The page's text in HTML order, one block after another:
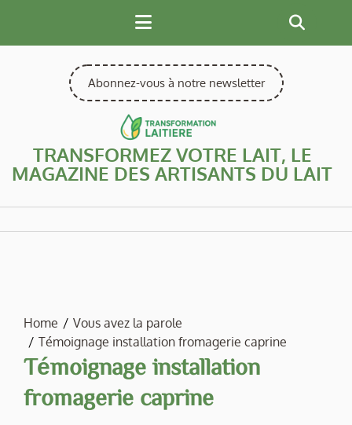
content
Abonnez-vous à notre newsletter
TRANSFORMEZ VOTRE LAIT, LE
MAGAZINE DES ARTISANTS DU LAIT
Home
Vous avez la parole
Témoignage installation fromagerie caprine
Témoignage installation
fromagerie caprine